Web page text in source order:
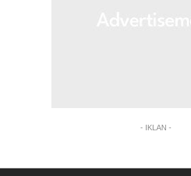
- IKLAN -